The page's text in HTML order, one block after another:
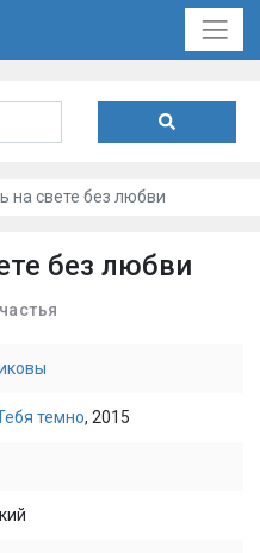
на свете без любви
без любви
темно, 2015